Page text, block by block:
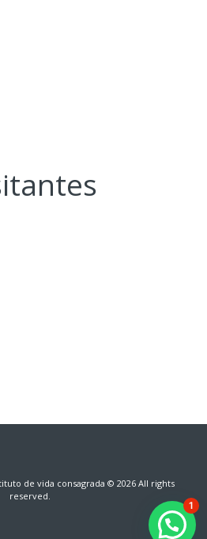
de vida consagrada © 2026 All rights
reserved.
1